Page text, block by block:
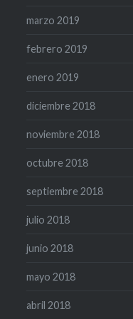
marzo 2019
febrero 2019
enero 2019
diciembre 2018
noviembre 2018
octubre 2018
septiembre 2018
julio 2018
junio 2018
mayo 2018
abril 2018